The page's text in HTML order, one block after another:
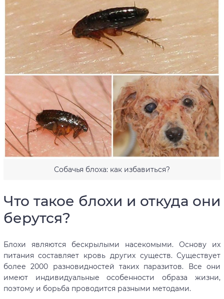
Собачья блоха: как избавиться?
Что такое блохи и откуда они
берутся?
Блохи являются бескрылыми насекомыми. Основу их
питания составляет кровь других существ. Существует
более 2000 разновидностей таких паразитов. Все они
имеют индивидуальные особенности образа жизни,
поэтому и борьба проводится разными методами.